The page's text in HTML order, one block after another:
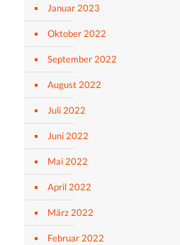
Januar 2023
Oktober 2022
September 2022
August 2022
Juli 2022
Juni 2022
Mai 2022
April 2022
März 2022
Februar 2022